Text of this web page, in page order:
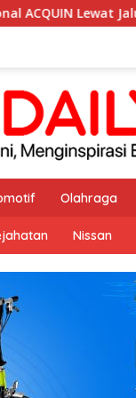
Fast Track
Olahraga
Nissan